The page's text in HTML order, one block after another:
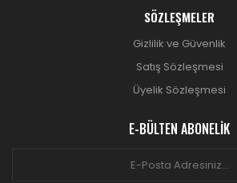
SÖZLEŞMELER
Gizlilik ve Güvenlik
Satış Sözleşmesi
Üyelik Sözleşmesi
E-BÜLTEN ABONELİK